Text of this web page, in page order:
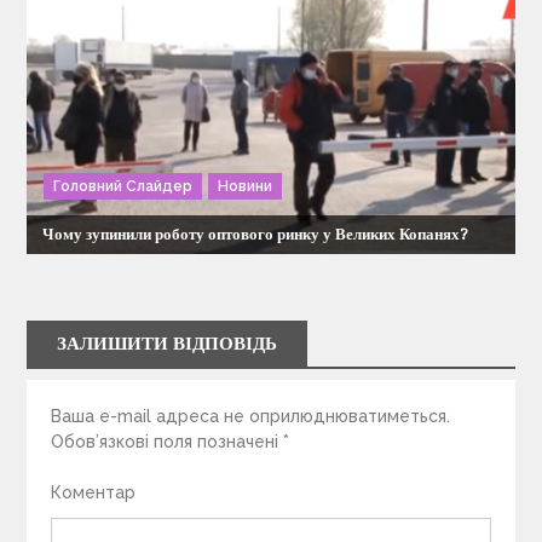
Головний Слайдер Новини
Чому зупинили роботу оптового ринку у Великих Копанях?
ЗАЛИШИТИ ВІДПОВІДЬ
Ваша e-mail адреса не оприлюднюватиметься.
Обов’язкові поля позначені *
Коментар